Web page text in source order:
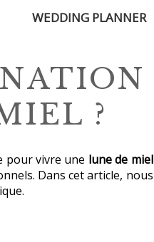
WEDDING PLANNER
?
pour vivre une lune de miel
Dans cet article, nous